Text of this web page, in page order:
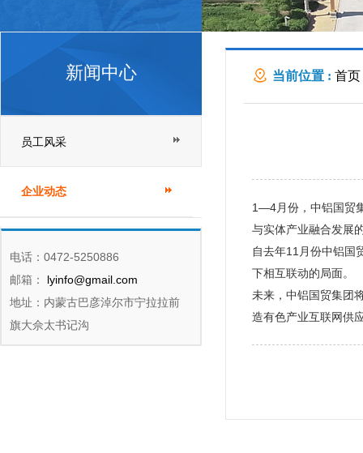
新闻中心
员工风采
企业动态
电话：0472-5250886
邮箱：
lyinfo@gmail.com
地址：内蒙古巴彦淖尔市宁拉拉前
旗大佘太书记沟
当前位置 : 首页
1—4月份，中铝国贸
与实体产业融合发展
自去年11月份中铝国
下相互联动的局面。
未来，中铝国贸集团
造有色产业互联网供